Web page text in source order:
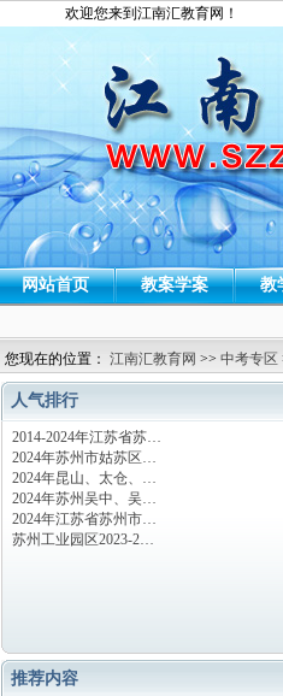
欢迎您来到江南汇教育网！
网站首页 教案学案 教
您现在的位置： 江南汇教育网 >> 中考专区
人气排行
2014-2024年江苏省苏…
2024年苏州市姑苏区…
2024年昆山、太仓、…
2024年苏州吴中、吴…
2024年江苏省苏州市…
苏州工业园区2023-2…
推荐内容